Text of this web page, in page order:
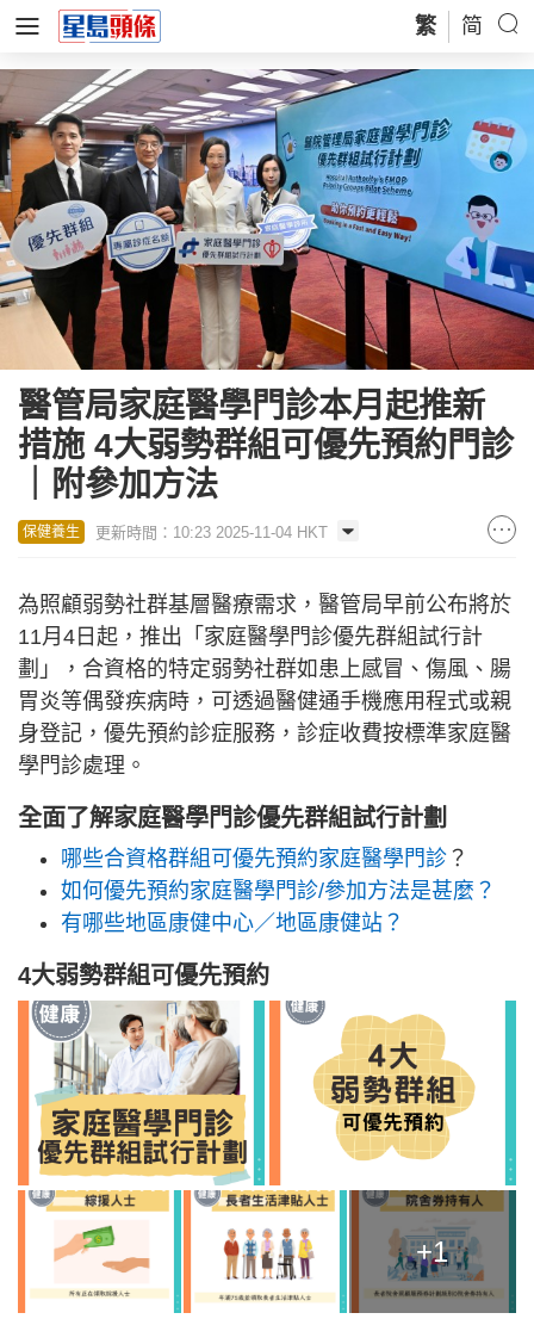
繁 简
醫管局家庭醫學門診本月起推新
措施 4大弱勢群組可優先預約門診
｜附參加方法
保健養生 更新時間：10:23 2025-11-04 HKT
為照顧弱勢社群基層醫療需求，醫管局早前公布將於
11月4日起，推出「家庭醫學門診優先群組試行計
劃」，合資格的特定弱勢社群如患上感冒、傷風、腸
胃炎等偶發疾病時，可透過醫健通手機應用程式或親
身登記，優先預約診症服務，診症收費按標準家庭醫
學門診處理。
全面了解家庭醫學門診優先群組試行計劃
哪些合資格群組可優先預約家庭醫學門診 ？
如何優先預約家庭醫學門診/參加方法是甚麼？
有哪些地區康健中心／地區康健站？
4大弱勢群組可優先預約
+1